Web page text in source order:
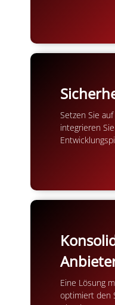
Setzen Sie
integrieren
Eine Lösung
optimiert den